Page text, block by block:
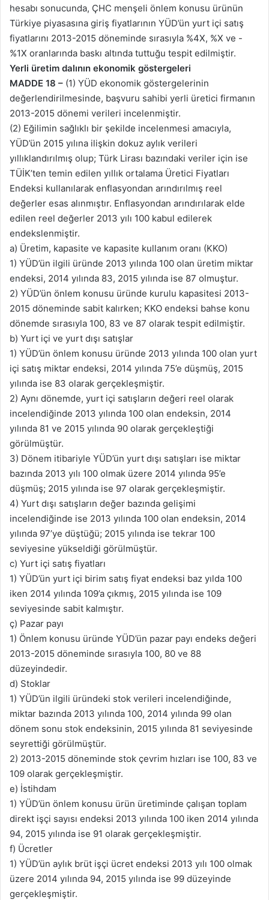
hesabı sonucunda, ÇHC menşeli önlem konusu ürünün
Türkiye piyasasına giriş fiyatlarının YÜD’ün yurt içi satış
fiyatlarını 2013-2015 döneminde sırasıyla %4X, %X ve -
%1X oranlarında baskı altında tuttuğu tespit edilmiştir.
Yerli üretim dalının ekonomik göstergeleri
MADDE 18 – (1) YÜD ekonomik göstergelerinin
değerlendirilmesinde, başvuru sahibi yerli üretici firmanın
2013-2015 dönemi verileri incelenmiştir.
(2) Eğilimin sağlıklı bir şekilde incelenmesi amacıyla,
YÜD’ün 2015 yılına ilişkin dokuz aylık verileri
yıllıklandırılmış olup; Türk Lirası bazındaki veriler için ise
TÜİK’ten temin edilen yıllık ortalama Üretici Fiyatları
Endeksi kullanılarak enflasyondan arındırılmış reel
değerler esas alınmıştır. Enflasyondan arındırılarak elde
edilen reel değerler 2013 yılı 100 kabul edilerek
endekslenmiştir.
a) Üretim, kapasite ve kapasite kullanım oranı (KKO)
1) YÜD’ün ilgili üründe 2013 yılında 100 olan üretim miktar
endeksi, 2014 yılında 83, 2015 yılında ise 87 olmuştur.
2) YÜD’ün önlem konusu üründe kurulu kapasitesi 2013-
2015 döneminde sabit kalırken; KKO endeksi bahse konu
dönemde sırasıyla 100, 83 ve 87 olarak tespit edilmiştir.
b) Yurt içi ve yurt dışı satışlar
1) YÜD’ün önlem konusu üründe 2013 yılında 100 olan yurt
içi satış miktar endeksi, 2014 yılında 75’e düşmüş, 2015
yılında ise 83 olarak gerçekleşmiştir.
2) Aynı dönemde, yurt içi satışların değeri reel olarak
incelendiğinde 2013 yılında 100 olan endeksin, 2014
yılında 81 ve 2015 yılında 90 olarak gerçekleştiği
görülmüştür.
3) Dönem itibariyle YÜD’ün yurt dışı satışları ise miktar
bazında 2013 yılı 100 olmak üzere 2014 yılında 95’e
düşmüş; 2015 yılında ise 97 olarak gerçekleşmiştir.
4) Yurt dışı satışların değer bazında gelişimi
incelendiğinde ise 2013 yılında 100 olan endeksin, 2014
yılında 97’ye düştüğü; 2015 yılında ise tekrar 100
seviyesine yükseldiği görülmüştür.
c) Yurt içi satış fiyatları
1) YÜD’ün yurt içi birim satış fiyat endeksi baz yılda 100
iken 2014 yılında 109’a çıkmış, 2015 yılında ise 109
seviyesinde sabit kalmıştır.
ç) Pazar payı
1) Önlem konusu üründe YÜD’ün pazar payı endeks değeri
2013-2015 döneminde sırasıyla 100, 80 ve 88
düzeyindedir.
d) Stoklar
1) YÜD’ün ilgili üründeki stok verileri incelendiğinde,
miktar bazında 2013 yılında 100, 2014 yılında 99 olan
dönem sonu stok endeksinin, 2015 yılında 81 seviyesinde
seyrettiği görülmüştür.
2) 2013-2015 döneminde stok çevrim hızları ise 100, 83 ve
109 olarak gerçekleşmiştir.
e) İstihdam
1) YÜD’ün önlem konusu ürün üretiminde çalışan toplam
direkt işçi sayısı endeksi 2013 yılında 100 iken 2014 yılında
94, 2015 yılında ise 91 olarak gerçekleşmiştir.
f) Ücretler
1) YÜD’ün aylık brüt işçi ücret endeksi 2013 yılı 100 olmak
üzere 2014 yılında 94, 2015 yılında ise 99 düzeyinde
gerçekleşmiştir.